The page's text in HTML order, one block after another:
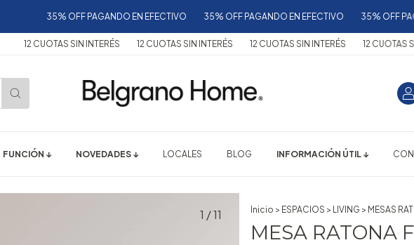
35% OFF PAGANDO EN EFECTIVO 35% OFF PAGANDO EN EFECTIVO 35% OFF
12 CUOTAS SIN INTERÉS 12 CUOTAS SIN INTERÉS 12 CUOTAS SIN INTERÉS 12 CUOTAS SIN
FUNCIÓN ↓ NOVEDADES ↓ LOCALES BLOG INFORMACIÓN ÚTIL ↓
1 /11 Inicio > ESPACIOS > LIVING > MESAS
MESA RATONA